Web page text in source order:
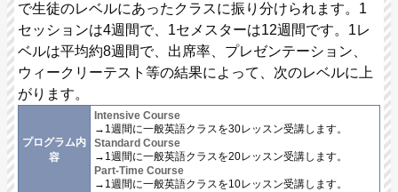
で生徒のレベルにあったクラスに振り分けられます。1
セッションは4週間で、1セメスターは12週間です。1レ
ベルは平均約8週間で、出席率、プレゼンテーション、
ウィークリーテスト等の結果によって、次のレベルに上
がります。
プログラム内
容
Intensive Course
→1週間に一般英語クラスを30レッスン受講します。
Standard Course
→1週間に一般英語クラスを20レッスン受講します。
Part-Time Course
→1週間に一般英語クラスを10レッスン受講します。